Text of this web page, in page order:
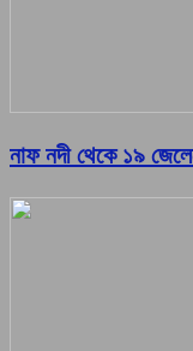
নাফ নদী থেকে ১৯